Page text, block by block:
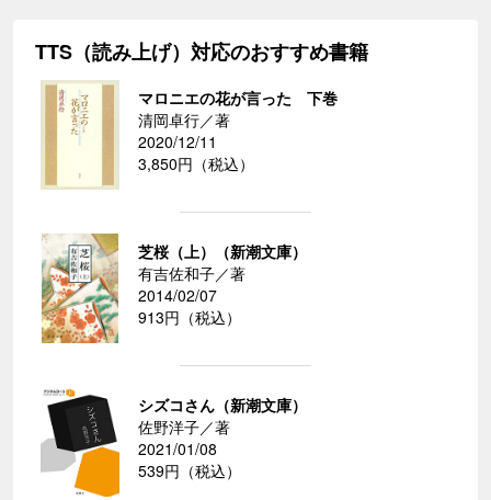
TTS（読み上げ）対応のおすすめ書籍
マロニエの花が言った 下巻
清岡卓行／著
2020/12/11
3,850円（税込）
芝桜（上）（新潮文庫）
有吉佐和子／著
2014/02/07
913円（税込）
シズコさん（新潮文庫）
佐野洋子／著
2021/01/08
539円（税込）